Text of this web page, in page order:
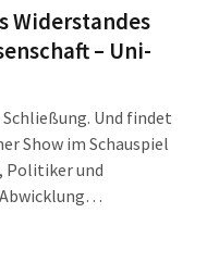
einem Wahlkreis da und
zwischen
stimmt.
Widerstandes
– Uni-
Und findet
Show im Schauspiel
Politiker und